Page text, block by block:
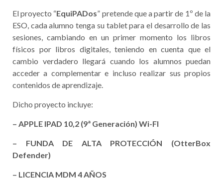
El proyecto “EquiPADos” pretende que a partir de 1º de la
ESO, cada alumno tenga su tabletpara el desarrollo de las
sesiones, cambiando en un primer momento los libros
físicos por libros digitales, teniendo en cuenta que el
cambio verdadero llegará cuando los alumnos puedan
acceder a complementar e incluso realizar sus propios
contenidos de aprendizaje.
Dicho proyecto incluye:
– APPLE IPAD 10,2 (9ª Generación) Wi-FI
– FUNDA DE ALTA PROTECCIÓN (OtterBox
Defender)
– LICENCIA MDM 4 AÑOS